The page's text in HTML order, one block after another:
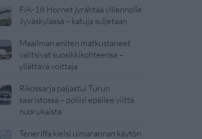
F/A-18 Hornet jyrähtää ylilennolle
Jyväskylässä – katuja suljetaan
Maailman eniten matkustaneet
valitsivat suosikkikohteensa –
yllättävä voittaja
Rikossarja paljastui Turun
saaristossa – poliisi epäilee viittä
nuorukaista
Teneriffa kielsi uimarannan käytön